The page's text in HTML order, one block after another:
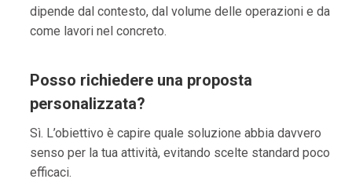
dipende dal contesto, dal volume delle operazioni e da
come lavori nel concreto.
Posso richiedere una proposta
personalizzata?
Sì. L’obiettivo è capire quale soluzione abbia davvero
senso per la tua attività, evitando scelte standard poco
efficaci.